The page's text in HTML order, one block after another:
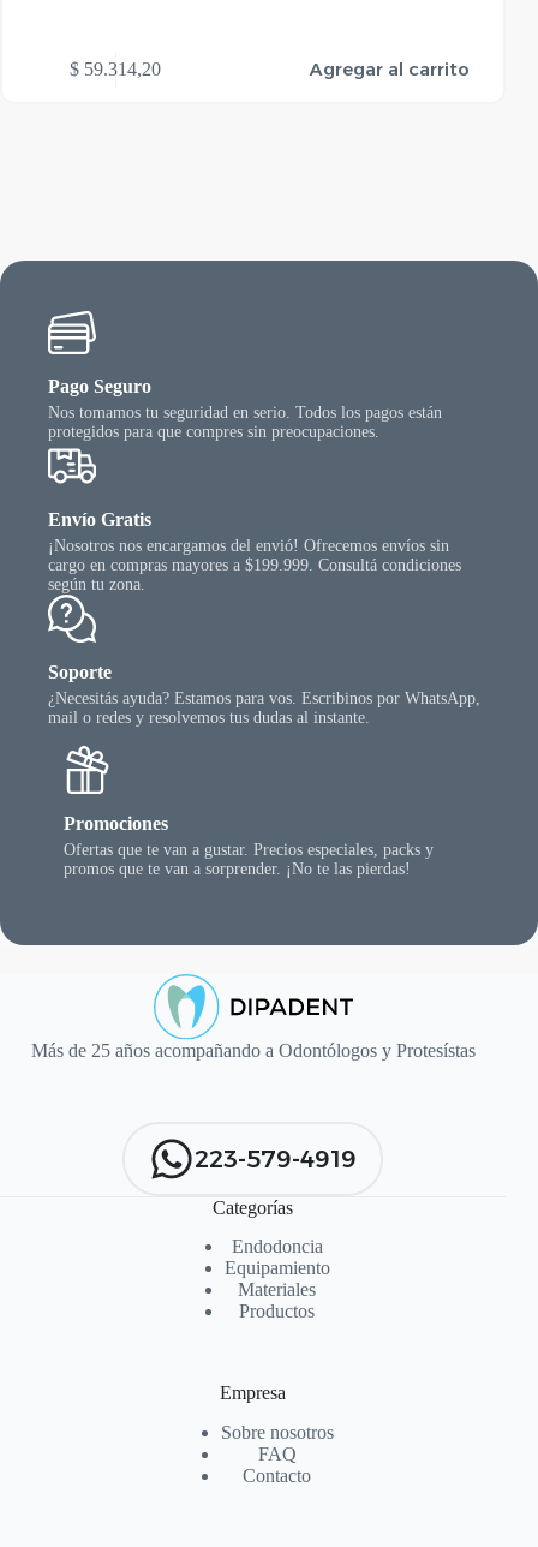
$ 59.314,20 Agregar al carrito
Pago Seguro
Nos tomamos tu seguridad en serio. Todos los pagos están
protegidos para que compres sin preocupaciones.
Envío Gratis
¡Nosotros nos encargamos del envió! Ofrecemos envíos sin
cargo en compras mayores a $199.999. Consultá condiciones
según tu zona.
Soporte
¿Necesitás ayuda? Estamos para vos. Escribinos por WhatsApp,
mail o redes y resolvemos tus dudas al instante.
Promociones
Ofertas que te van a gustar. Precios especiales, packs y
promos que te van a sorprender. ¡No te las pierdas!
Más de 25 años acompañando a Odontólogos y Protesístas
223-579-4919
Categorías
Endodoncia
Equipamiento
Materiales
Productos
Empresa
Sobre nosotros
FAQ
Contacto